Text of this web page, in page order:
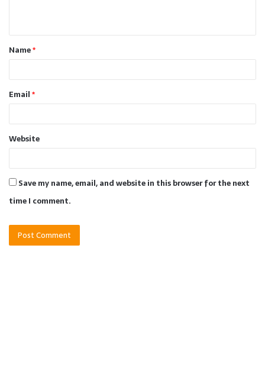
t
*Name*
Email*
Website
Save my name, email, and website in this browser for the next
time I comment.